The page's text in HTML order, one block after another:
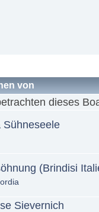
von
dieses
Sühneseele
(Brindisi
Sievernich